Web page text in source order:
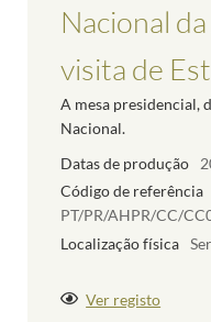
Nacional
visita de
A mesa presidencial,
Nacional.
Datas de produção
Código de referência
PT/PR/AHPR/CC/
Localização física
Ver registo